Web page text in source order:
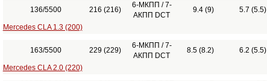
136/5500 216 (216)
6-МКПП / 7-
АКПП DCT
9.4 (9) 5.7 (5.5)
Mercedes CLA 1.3 (200)
163/5500 229 (229)
6-МКПП / 7-
АКПП DCT
8.5 (8.2) 6.2 (5.5)
Mercedes CLA 2.0 (220)